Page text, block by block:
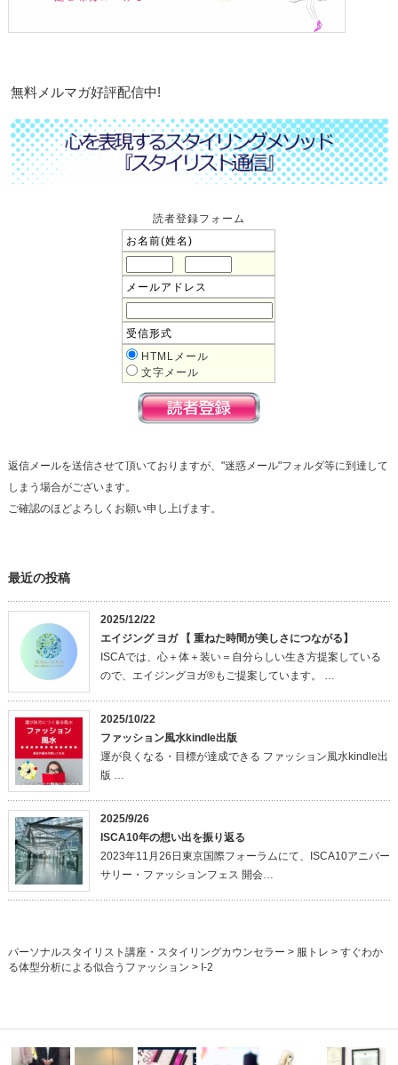
無料メルマガ好評配信中!
読者登録フォーム
お名前(姓名)
メールアドレス
受信形式
HTMLメール
文字メール
返信メールを送信させて頂いておりますが、"迷惑メール"フォルダ等に到達して
しまう場合がございます。
ご確認のほどよろしくお願い申し上げます。
最近の投稿
2025/12/22
エイジング ヨガ 【 重ねた時間が美しさにつながる】
ISCAでは、心＋体＋装い＝自分らしい生き方提案している
ので、エイジングヨガ®もご提案しています。 …
2025/10/22
ファッション風水kindle出版
運が良くなる・目標が達成できる ファッション風水kindle出
版 …
2025/9/26
ISCA10年の想い出を振り返る
2023年11月26日東京国際フォーラムにて、ISCA10アニバー
サリー・ファッションフェス 開会…
パーソナルスタイリスト講座・スタイリングカウンセラー > 服トレ > すぐわか
る体型分析による似合うファッション > I-2